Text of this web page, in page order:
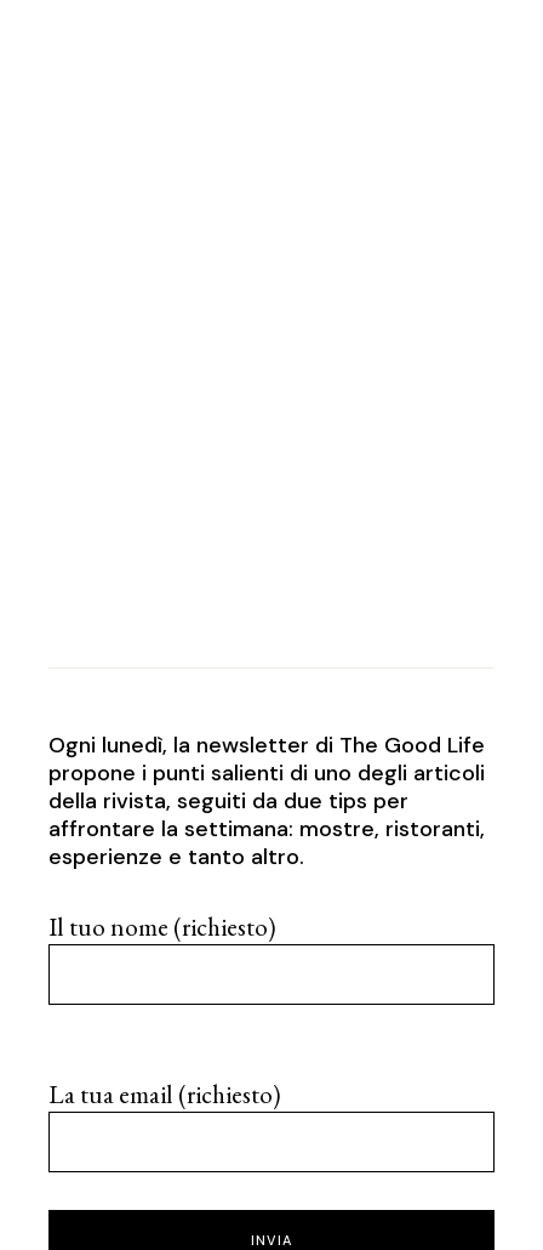
Ogni lunedì, la newsletter di The Good Life
propone i punti salienti di uno degli articoli
della rivista, seguiti da due tips per
affrontare la settimana: mostre, ristoranti,
esperienze e tanto altro.
Il tuo nome (richiesto)
La tua email (richiesto)
INVIA